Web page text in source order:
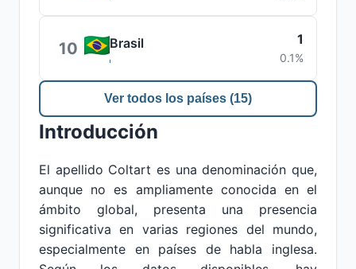
10 Brasil 1
0.1%
Ver todos los países (15)
Introducción
El apellido Coltart es una denominación que,
aunque no es ampliamente conocida en el
ámbito global, presenta una presencia
significativa en varias regiones del mundo,
especialmente en países de habla inglesa.